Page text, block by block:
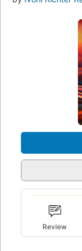
Review